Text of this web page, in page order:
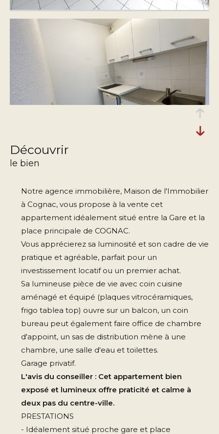
découvrir
le bien
Notre agence immobilière, Maison de l'Immobilier
à Cognac, vous propose à la vente cet
appartement idéalement situé entre la Gare et la
place principale de COGNAC.
Vous apprécierez sa luminosité et son cadre de vie
pratique et agréable, parfait pour un
investissement locatif ou un premier achat.
Sa lumineuse pièce de vie avec coin cuisine
aménagé et équipé (plaques vitrocéramiques,
frigo tablea top) ouvre sur un balcon, un coin
bureau peut également faire office de chambre
d'appoint, un sas de distribution mène à une
chambre, une salle d'eau et toilettes.
Garage privatif.
L'avis du conseiller : Cet appartement bien
exposé et lumineux offre praticité et calme à
deux pas du centre-ville.
PRESTATIONS
- Idéalement situé proche gare et place